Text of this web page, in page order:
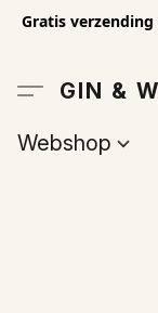
Gratis verzending
GIN &
Webshop